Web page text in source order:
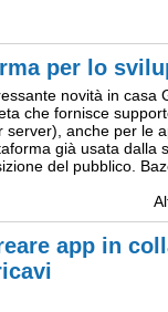
per lo
novità in casa
che fornisce
server), anche per le
già usata dalla
del pubblico.
app in